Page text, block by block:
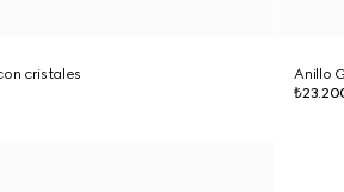
cristales
Anillo